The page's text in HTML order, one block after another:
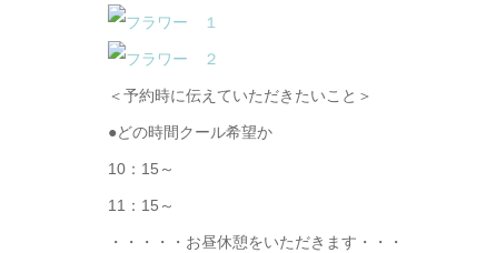
＜予約時に伝えていただきたいこと＞
●どの時間クール希望か
10：15～
11：15～
・・・・・お昼休憩をいただきます・・・